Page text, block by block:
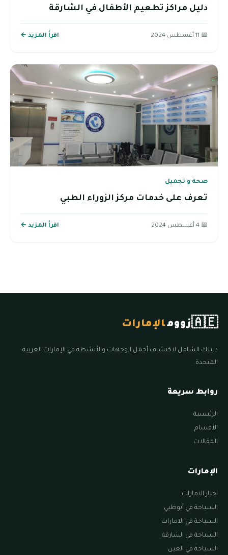
دليل مراكز تطعيم الأطفال في الشارقة
📅 11 أغسطس 2024 اقرأ المزيد ←
صحة و تجميل
تعرف على خدمات مركز الزوراء الطبي
📅 4 أغسطس 2024 اقرأ المزيد ←
🇦🇪زوومالإمارات
دليلك الشامل لاكتشاف أجمل الوجهات والأنشطة في الإمارات العربية
المتحدة.
روابط سريعة
الرئيسية
الأقسام
المقالات
الإمارات
اخبار الامارات
السياحة في أبوظبي
السياحة في الامارات
السياحة في الشارقة
السياحة في العين